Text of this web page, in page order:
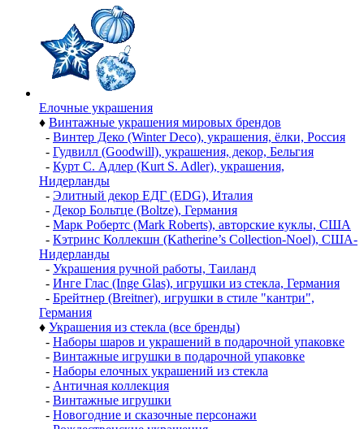
Елочные украшения
♦ Винтажные украшения мировых брендов
- Винтер Деко (Winter Deco), украшения, ёлки, Россия
- Гудвилл (Goodwill), украшения, декор, Бельгия
- Курт С. Адлер (Kurt S. Adler), украшения,
Нидерланды
- Элитный декор ЕДГ (EDG), Италия
- Декор Больтце (Boltze), Германия
- Марк Робертс (Mark Roberts), авторские куклы, США
- Кэтринс Коллекшн (Katherine’s Collection-Noel), США-
Нидерланды
- Украшения ручной работы, Таиланд
- Инге Глас (Inge Glas), игрушки из стекла, Германия
- Брейтнер (Breitner), игрушки в стиле "кантри",
Германия
♦ Украшения из стекла (все бренды)
- Наборы шаров и украшений в подарочной упаковке
- Винтажные игрушки в подарочной упаковке
- Наборы елочных украшений из стекла
- Античная коллекция
- Винтажные игрушки
- Новогодние и сказочные персонажи